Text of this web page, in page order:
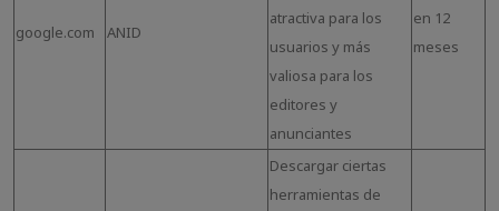
google.com ANID
atractiva para los
usuarios y más
valiosa para los
editores y
anunciantes
en 12
meses
Descargar ciertas
herramientas de